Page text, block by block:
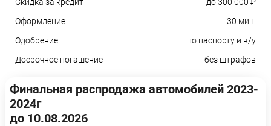
Оформление
30 мин.
Одобрение
по паспорту и в/у
Досрочное погашение
без штрафов
Финальная распродажа автомобилей 2023-
2024г
до 10.08.2026